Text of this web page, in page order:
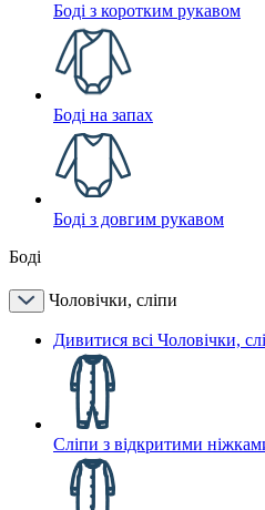
Боді з коротким рукавом
Боді на запах
Боді з довгим рукавом
Боді
Чоловічки, сліпи
Дивитися всі Чоловічки,
Сліпи з відкритими